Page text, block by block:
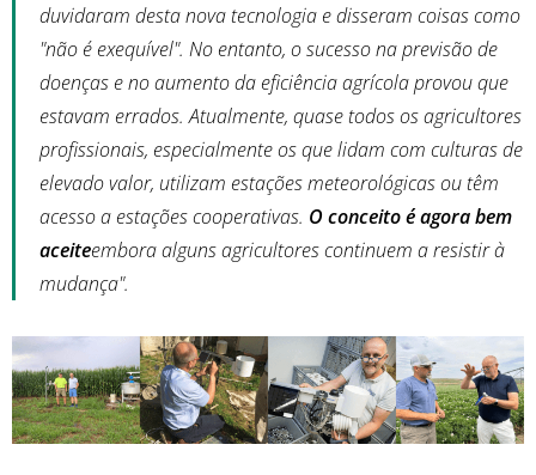
duvidaram desta nova tecnologia e disseram coisas como
"não é exequível". No entanto, o sucesso na previsão de
doenças e no aumento da eficiência agrícola provou que
estavam errados. Atualmente, quase todos os agricultores
profissionais, especialmente os que lidam com culturas de
elevado valor, utilizam estações meteorológicas ou têm
acesso a estações cooperativas. O conceito é agora bem
aceiteembora alguns agricultores continuem a resistir à
mudança".